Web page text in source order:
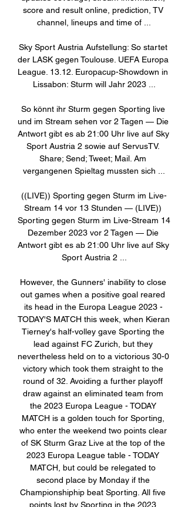
score and result online, prediction, TV
channel, lineups and time of ...
Sky Sport Austria Aufstellung: So startet
der LASK gegen Toulouse. UEFA Europa
League. 13.12. Europacup-Showdown in
Lissabon: Sturm will Jahr 2023 ...
So könnt ihr Sturm gegen Sporting live
und im Stream sehen vor 2 Tagen — Die
Antwort gibt es ab 21:00 Uhr live auf Sky
Sport Austria 2 sowie auf ServusTV.
Share; Send; Tweet; Mail. Am
vergangenen Spieltag mussten sich ...
((LIVE)) Sporting gegen Sturm im Live-
Stream 14 vor 13 Stunden — (LIVE))
Sporting gegen Sturm im Live-Stream 14
Dezember 2023 vor 2 Tagen — Die
Antwort gibt es ab 21:00 Uhr live auf Sky
Sport Austria 2 ...
However, the Gunners' inability to close
out games when a positive goal reared
its head in the Europa League 2023 -
TODAY'S MATCH this week, when Kieran
Tierney's half-volley gave Sporting the
lead against FC Zurich, but they
nevertheless held on to a victorious 30-0
victory which took them straight to the
round of 32. Avoiding a further playoff
draw against an eliminated team from
the 2023 Europa League - TODAY
MATCH is a golden touch for Sporting,
who enter the weekend two points clear
of SK Sturm Graz Live at the top of the
2023 Europa League table - TODAY
MATCH, but could be relegated to
second place by Monday if the
Championshiphip beat Sporting. All five
points lost by Sporting in the 2023